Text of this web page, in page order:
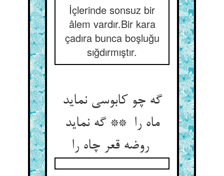
İçlerinde sonsuz bir
âlem vardır.Bir kara
çadıra bunca boşluğu
sığdırmıştır.
گه چو کابوسی نماید
ماه را ** گه نماید
روضه قعر چاه را